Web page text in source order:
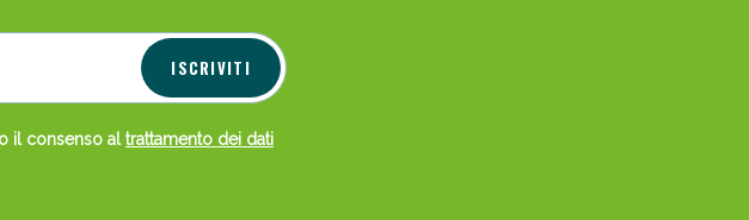
ISCRIVITI
il consenso al trattamento dei dati